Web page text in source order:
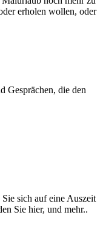
erholen wollen, oder
Gesprächen, die den
sich auf eine Auszeit
Sie hier, und mehr..